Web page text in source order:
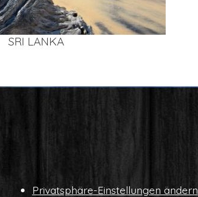
SRI LAN­KA
Pri­vat­sphä­re-Ein­stel­lun­gen ändern